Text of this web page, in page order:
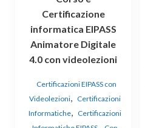
Certificazione
informatica EIPASS
Animatore Digitale
4.0 con videolezioni
Certificazioni EIPASS con
Videolezioni, Certificazioni
Informatiche, Certificazioni